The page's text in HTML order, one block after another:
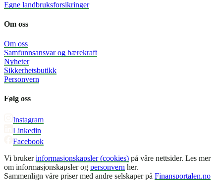
Egne landbruksforsikringer
Om oss
Om oss
Samfunnsansvar og bærekraft
Nyheter
Sikkerhetsbutikk
Personvern
Følg oss
Instagram
Linkedin
Facebook
Vi brukerinformasjonskapsler (cookies) på våre nettsider. Les mer
om informasjonskapsler og personvern her.
Sammenlign våre priser med andre selskaper på Finansportalen.no